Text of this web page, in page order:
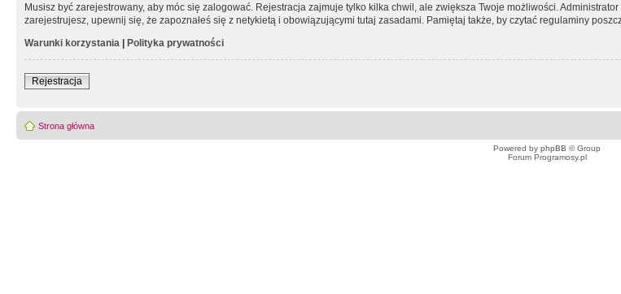
Musisz być zarejestrowany, aby móc się zalogować. Rejestracja zajmuje tylko kilka chwil, ale zwiększa Twoje możliwości.
zarejestrujesz, upewnij się, że zapoznałeś się z netykietą i obowiązującymi tutaj zasadami. Pamiętaj także, by czytać regulaminy
Warunki korzystania | Polityka prywatności
Rejestracja
Strona główna
Powered by phpBB © Group
Forum Programosy.pl